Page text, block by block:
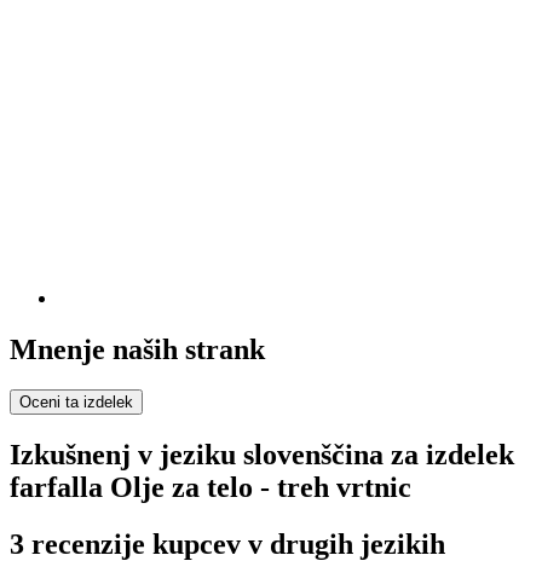
Mnenje naših strank
Oceni ta izdelek
Izkušnenj v jeziku slovenščina za izdelek
farfalla Olje za telo - treh vrtnic
3 recenzije kupcev v drugih jezikih